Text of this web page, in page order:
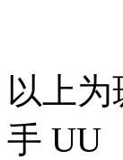
以上
手 UU